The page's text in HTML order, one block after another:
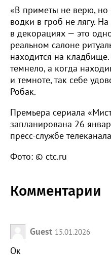
«В приметы не верю, но
водки в гроб не лягу.
в декорациях — это
реальном салоне
находится на
темнело, а когда
и темноте, так себе
Робак.
Премьера сериала
запланирована 26
пресс-службе
Фото: © ctc.ru
Комментарии
Guest 15.01.2026
Ок